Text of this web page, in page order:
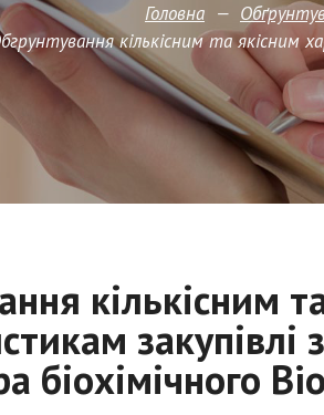
Головна —
кількісним та якісним
кількісним
біохімічного